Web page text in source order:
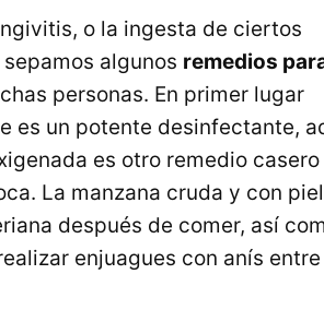
o la ingesta de ciertos
algunos remedios
personas. En primer lugar
es un potente desinfectante,
es otro remedio casero
La manzana cruda y con
después de comer, así
enjuagues con anís entre